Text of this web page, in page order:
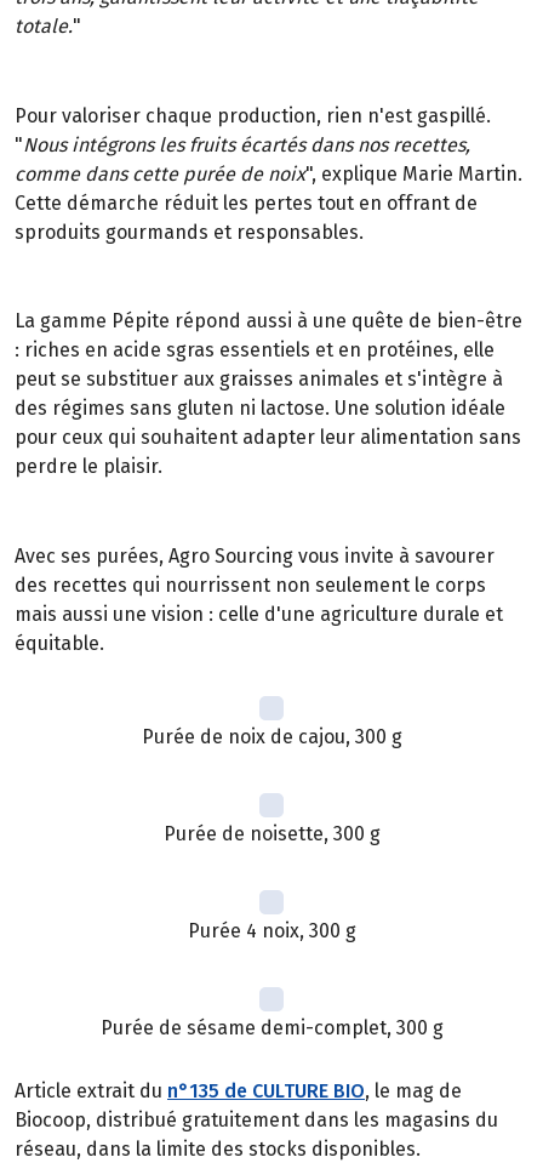
totale."
Pour valoriser chaque production, rien n'est gaspillé.
"Nous intégrons les fruits écartés dans nos recettes,
comme dans cette purée de noix", explique Marie Martin.
Cette démarche réduit les pertes tout en offrant de
sproduits gourmands et responsables.
La gamme Pépite répond aussi à une quête de bien-être
: riches en acide sgras essentiels et en protéines, elle
peut se substituer aux graisses animales et s'intègre à
des régimes sans gluten ni lactose. Une solution idéale
pour ceux qui souhaitent adapter leur alimentation sans
perdre le plaisir.
Avec ses purées, Agro Sourcing vous invite à savourer
des recettes qui nourrissent non seulement le corps
mais aussi une vision : celle d'une agriculture durale et
équitable.
Purée de noix de cajou, 300 g
Purée de noisette, 300 g
Purée 4 noix, 300 g
Purée de sésame demi-complet, 300 g
Article extrait du n°135 de CULTURE BIO, le mag de
Biocoop, distribué gratuitement dans les magasins du
réseau, dans la limite des stocks disponibles.